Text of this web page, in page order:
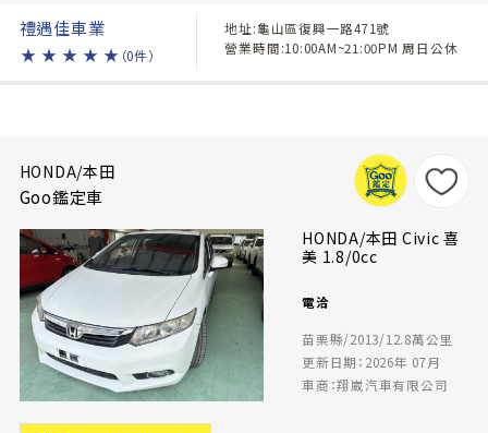
禮遇佳車業
★ ★ ★ ★ ★ （0件）
地址:龜山區復興一路471號
營業時間:10:00AM~21:00PM 周日公休
HONDA/本田
Goo鑑定車
HONDA/本田 Civic 喜
美 1.8/0cc
電洽
苗栗縣/2013/12.8萬公里
更新日期：2026年 07月
車商：翔崴汽車有限公司